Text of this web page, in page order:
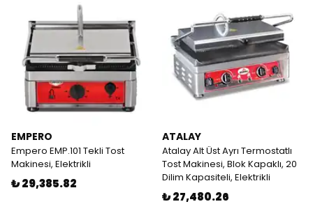
EMPERO
Empero EMP.101 Tekli Tost
Makinesi, Elektrikli
₺ 29,385.82
ATALAY
Atalay Alt Üst Ayrı Termostatlı
Tost Makinesi, Blok Kapaklı, 20
Dilim Kapasiteli, Elektrikli
₺ 27,480.26